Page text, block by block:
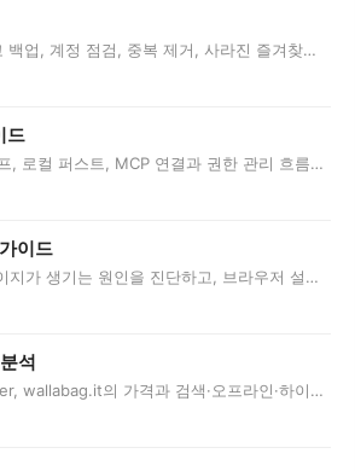
업, 계정 점검, 중복 제거, 사라진 즐겨찾기
드
로컬 퍼스트, MCP 연결과 권한 관리 흐름을
이드
지가 생기는 원인을 진단하고, 브라우저 설
석
wallabag.it의 가격과 검색·오프라인·하이라